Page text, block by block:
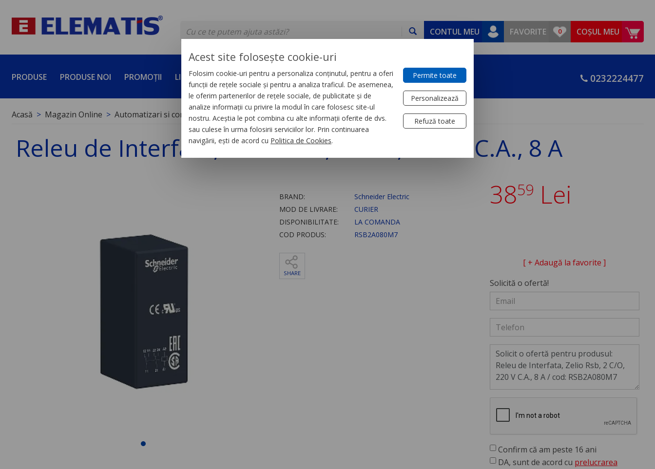
CONTUL MEU FAVORITE COȘUL MEU
PRODUSE PRODUSE NOI PROMOȚII LICHIDĂRI DE STOC SERVICII DEVINO PARTENER CONTACT 0232224477
Acasă Magazin Online Automatizari si control industrial Relee
Releu de Interfata, Zelio Rsb, 2 C/O, 220 V C.A., 8 A
BRAND:
Schneider Electric
MOD DE LIVRARE:
CURIER
DISPONIBILITATE:
LA COMANDA
COD PRODUS:
RSB2A080M7
SHARE
3859 Lei
[ + Adaugă la favorite ]
Solicită o ofertă!
Confirm că am peste 16 ani
DA, sunt de acord cu prelucrarea
Acest site folosește cookie-uri
Folosim cookie-uri pentru a personaliza conținutul, pentru a oferi
funcții de rețele sociale și pentru a analiza traficul. De asemenea,
le oferim partenerilor de rețele sociale, de publicitate și de
analize informații cu privire la modul în care folosesc site-ul
nostru. Aceștia le pot combina cu alte informații oferite de dvs.
sau culese în urma folosirii serviciilor lor. Prin continuarea
navigării, ești de acord cu Politica de Cookies.
Permite toate
Personalizează
Refuză toate